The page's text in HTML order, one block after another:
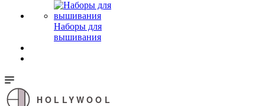
Наборы для
вышивания
HOLLYWOOL